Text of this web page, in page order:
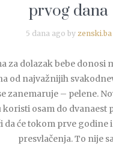
prvog dana
5 dana ago by zenski.ba
za dolazak bebe donosi
od najvažnijih
zanemaruje – pelene.
koristi osam do dvanaest
da će tokom prve godine
presvlačenja. To nije